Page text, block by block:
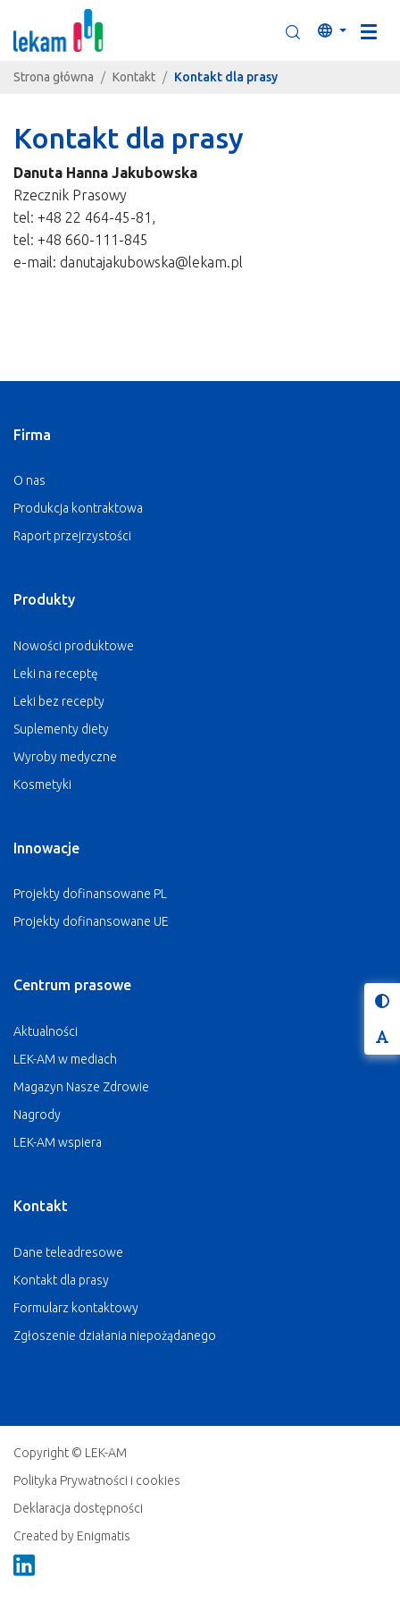
Przejdź do zawartości
Szukaj
Język
Strona główna Kontakt Kontakt dla prasy
Kontakt dla prasy
Danuta Hanna Jakubowska
Rzecznik Prasowy
tel: +48 22 464-45-81,
tel: +48 660-111-845
e-mail: danutajakubowska@lekam.pl
Firma
O nas
Produkcja kontraktowa
Raport przejrzystości
Produkty
Nowości produktowe
Leki na receptę
Leki bez recepty
Suplementy diety
Wyroby medyczne
Kosmetyki
Innowacje
Projekty dofinansowane PL
Projekty dofinansowane UE
Centrum prasowe
Aktualności
LEK-AM w mediach
Magazyn Nasze Zdrowie
Nagrody
LEK-AM wspiera
Kontakt
Dane teleadresowe
Kontakt dla prasy
Formularz kontaktowy
Zgłoszenie działania niepożądanego
Copyright © LEK-AM
Polityka Prywatności i cookies
Deklaracja dostępności
Created by Enigmatis